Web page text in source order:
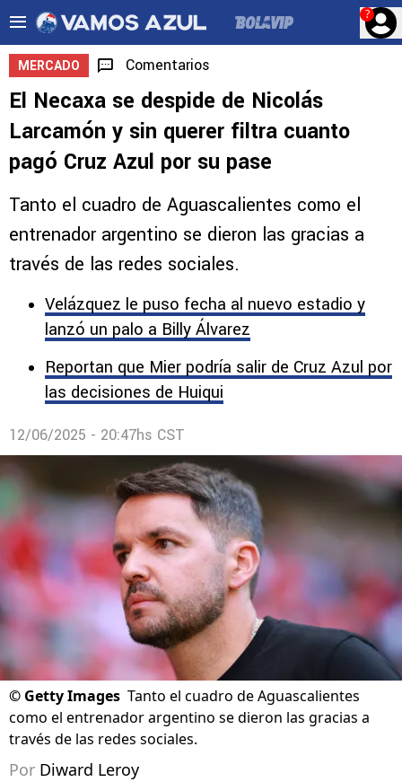
?
MERCADO Comentarios
El Necaxa se despide de Nicolás
Larcamón y sin querer filtra cuanto
pagó Cruz Azul por su pase
Tanto el cuadro de Aguascalientes como el
entrenador argentino se dieron las gracias a
través de las redes sociales.
Velázquez le puso fecha al nuevo estadio y
lanzó un palo a Billy Álvarez
Reportan que Mier podría salir de Cruz Azul por
las decisiones de Huiqui
12/06/2025 - 20:47hs CST
© Getty Images Tanto el cuadro de Aguascalientes
como el entrenador argentino se dieron las gracias a
través de las redes sociales.
Por Diward Leroy